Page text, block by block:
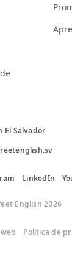
El Salvador
LinkedIn
English 2026
Política de